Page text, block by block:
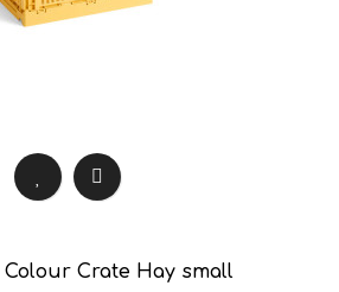
Colour Crate Hay small